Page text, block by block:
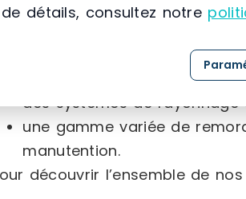
Dans le domaine de
des systèmes de
des systèmes de
une gamme variée de
manutention.
découvrir l’ensemble de
détails, consultez notre